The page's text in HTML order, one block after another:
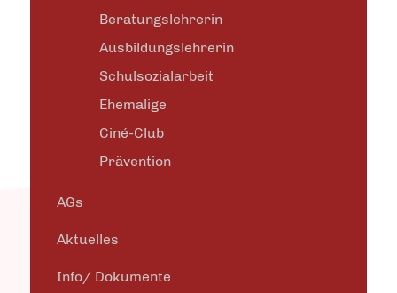
Beratungslehrerin
Ausbildungslehrerin
Schulsozialarbeit
Ehemalige
Ciné-Club
Prävention
AGs
Aktuelles
Info/ Dokumente